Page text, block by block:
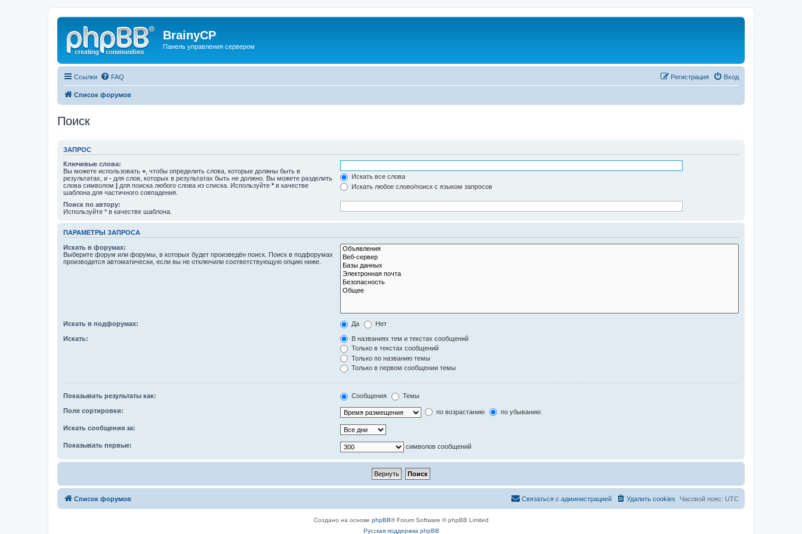
BrainyCP
Панель управления сервером
Ссылки FAQ Вход
Регистрация
Список форумов
Поиск
ЗАПРОС
Ключевые слова:
Вы можете использовать + , чтобы определить слова, которые должны быть в
результатах, и - для слов, которых в результатах быть не должно. Вы можете разделить
слова символом | для поиска любого слова из списка. Используйте * в качестве
шаблона для частичного совпадения.
Искать все слова
Искать любое слово/поиск с языком запросов
Поиск по автору:
Используйте * в качестве шаблона.
ПАРАМЕТРЫ ЗАПРОСА
Искать в форумах:
Выберите форум или форумы, в которых будет произведён поиск. Поиск в подфорумах
производится автоматически, если вы не отключили соответствующую опцию ниже.
Искать в подфорумах: Да Нет
Искать:
В названиях тем и текстах сообщений
Только в текстах сообщений
Только по названию темы
Только в первом сообщении темы
Показывать результаты как: Сообщения Темы
Поле сортировки: по возрастанию по убыванию
Искать сообщения за:
Показывать первые: символов сообщений
Список форумов Часовой пояс: UTC
Удалить cookies
Связаться с администрацией
Создано на основе phpBB® Forum Software © phpBB Limited
Русская поддержка phpBB